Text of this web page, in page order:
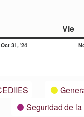
jueves Vie
Oct 31, '2431
Seguridad de la